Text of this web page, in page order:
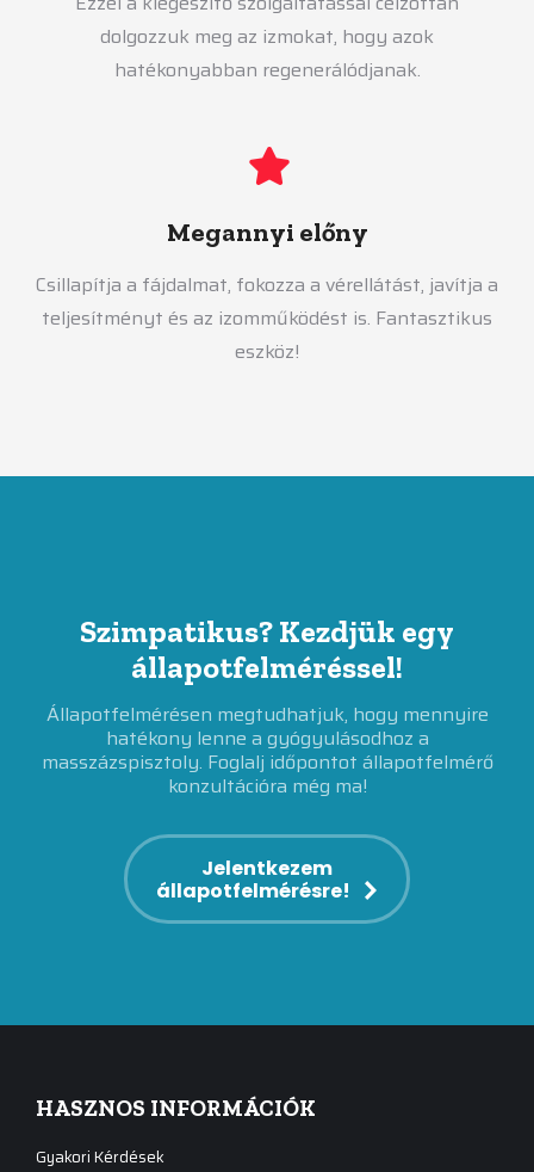
dolgozzuk meg az izmokat, hogy azok
hatékonyabban regenerálódjanak.
Megannyi előny
Csillapítja a fájdalmat, fokozza a vérellátást, javítja a
teljesítményt és az izomműködést is. Fantasztikus
eszköz!
Szimpatikus? Kezdjük egy
állapotfelméréssel!
Állapotfelmérésen megtudhatjuk, hogy mennyire
hatékony lenne a gyógyulásodhoz a
masszázspisztoly. Foglalj időpontot állapotfelmérő
konzultációra még ma!
Jelentkezem
állapotfelmérésre!
HASZNOS INFORMÁCIÓK
Gyakori Kérdések